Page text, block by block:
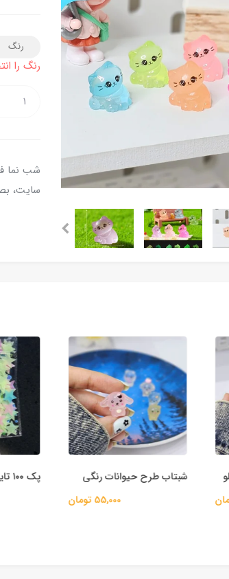
رنگ
رنگ را
شب نما
سایت،
شبتاب طرح حیوانات رنگی
55,000 تومان
پک ۱۰۰ تایی ستاره شبتاب